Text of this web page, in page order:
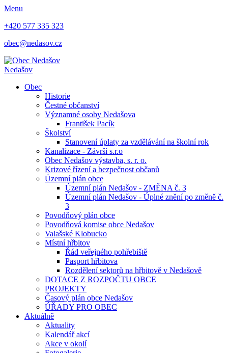
Menu
+420 577 335 323
obec@nedasov.cz
Nedašov
Obec
Historie
Čestné občanství
Významné osoby Nedašova
František Pacík
Školství
Stanovení úplaty za vzdělávání na školní rok
Kanalizace - Závrší s.r.o
Obec Nedašov výstavba, s. r. o.
Krizové řízení a bezpečnost občanů
Územní plán obce
Územní plán Nedašov - ZMĚNA č. 3
Územní plán Nedašov - Úplné znění po změně č.
3
Povodňový plán obce
Povodňová komise obce Nedašov
Valašské Klobucko
Místní hřbitov
Řád veřejného pohřebiště
Pasport hřbitova
Rozdělení sektorů na hřbitově v Nedašově
DOTACE Z ROZPOČTU OBCE
PROJEKTY
Časový plán obce Nedašov
ÚŘADY PRO OBEC
Aktuálně
Aktuality
Kalendář akcí
Akce v okolí